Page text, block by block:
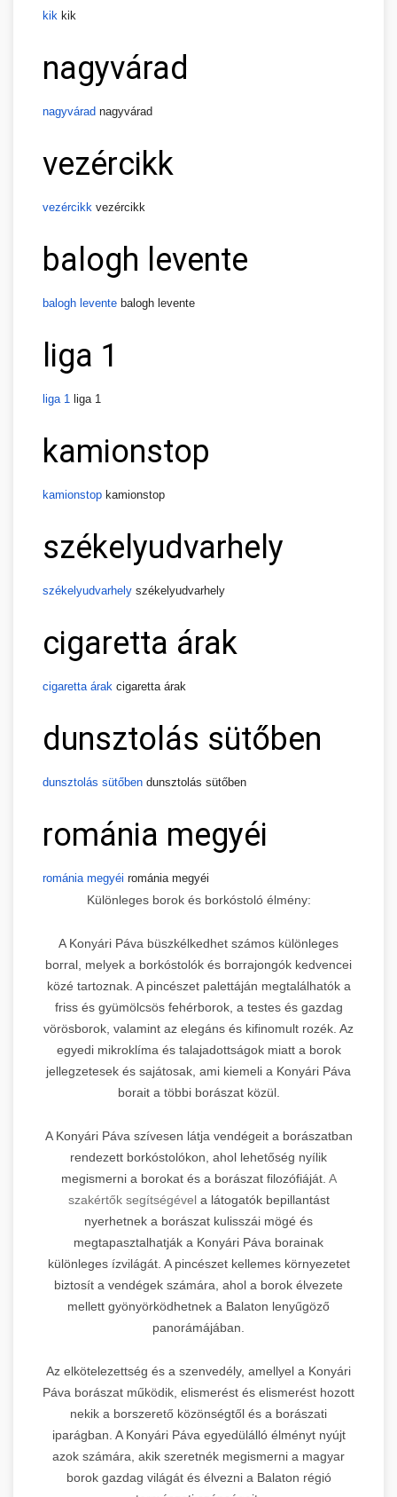
kik kik
nagyvárad
nagyvárad nagyvárad
vezércikk
vezércikk vezércikk
balogh levente
balogh levente balogh levente
liga 1
liga 1 liga 1
kamionstop
kamionstop kamionstop
székelyudvarhely
székelyudvarhely székelyudvarhely
cigaretta árak
cigaretta árak cigaretta árak
dunsztolás sütőben
dunsztolás sütőben dunsztolás sütőben
románia megyéi
románia megyéi románia megyéi
Különleges borok és borkóstoló élmény:
A Konyári Páva büszkélkedhet számos különleges
borral, melyek a borkóstolók és borrajongók kedvencei
közé tartoznak. A pincészet palettáján megtalálhatók a
friss és gyümölcsös fehérborok, a testes és gazdag
vörösborok, valamint az elegáns és kifinomult rozék. Az
egyedi mikroklíma és talajadottságok miatt a borok
jellegzetesek és sajátosak, ami kiemeli a Konyári Páva
borait a többi borászat közül.
A Konyári Páva szívesen látja vendégeit a borászatban
rendezett borkóstolókon, ahol lehetőség nyílik
megismerni a borokat és a borászat filozófiáját. A
szakértők segítségévela látogatók bepillantást
nyerhetnek a borászat kulisszái mögé és
megtapasztalhatják a Konyári Páva borainak
különleges ízvilágát. A pincészet kellemes környezetet
biztosít a vendégek számára, ahol a borok élvezete
mellett gyönyörködhetnek a Balaton lenyűgöző
panorámájában.
Az elkötelezettség és a szenvedély, amellyel a Konyári
Páva borászat működik, elismerést és elismerést hozott
nekik a borszerető közönségtől és a borászati
iparágban. A Konyári Páva egyedülálló élményt nyújt
azok számára, akik szeretnék megismerni a magyar
borok gazdag világát és élvezni a Balaton régió